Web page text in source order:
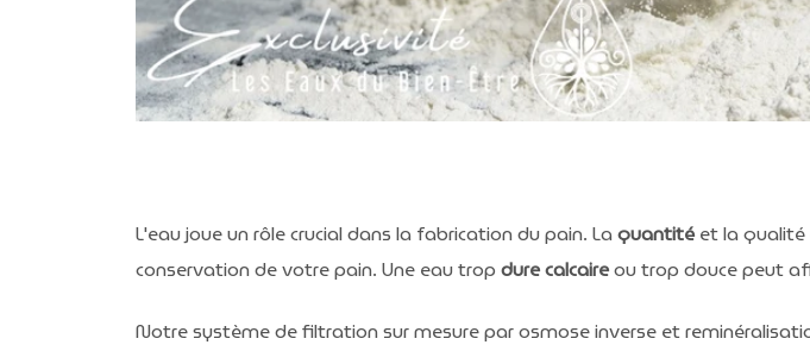
L'eau joue un rôle crucial dans la fabrication du pain. Laquantité et la
conservation de votre pain. Une eau trop durecalcaireou trop douce peut
Notre système de filtration sur mesure par osmose inverse et